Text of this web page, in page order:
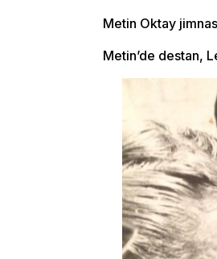
Metin Oktay
Metin’de destan,